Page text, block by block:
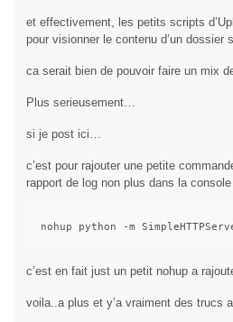
et effectivement, les petits scripts
pour visionner le contenu d’un dossier
ca serait bien de pouvoir faire un mix
Plus serieusement…
si je post ici…
c’est pour rajouter une petite
rapport de log non plus dans la
c’est en fait just un petit nohup a
voila..a plus et y’a vraiment des trucs